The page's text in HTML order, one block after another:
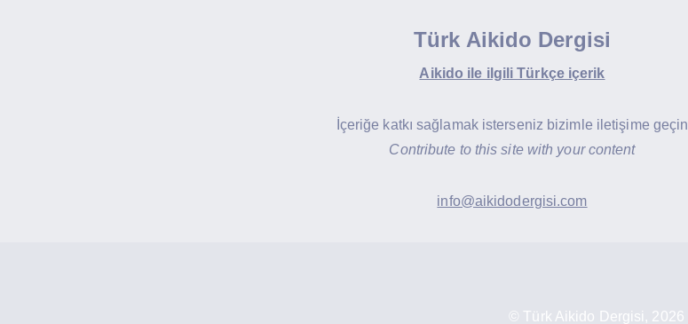
Türk Aikido Dergisi
Aikido ile ilgili Türkçe içerik
İçeriğe katkı sağlamak isterseniz bizimle iletişime geçin
Contribute to this site with your content
info@aikidodergisi.com
© Türk Aikido Dergisi, 2026